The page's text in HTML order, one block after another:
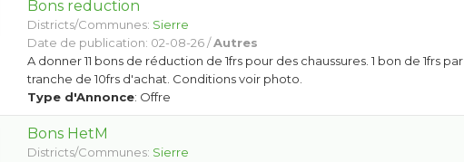
Bons reduction
Districts/Communes: Sierre
Date de publication: 02-08-26 /Autres
A donner 11 bons de réduction de 1frs pour des chaussures. 1 bon de 1frs par
tranche de 10frs d'achat. Conditions voir photo.
Type d'Annonce: Offre
Bons HetM
Districts/Communes: Sierre